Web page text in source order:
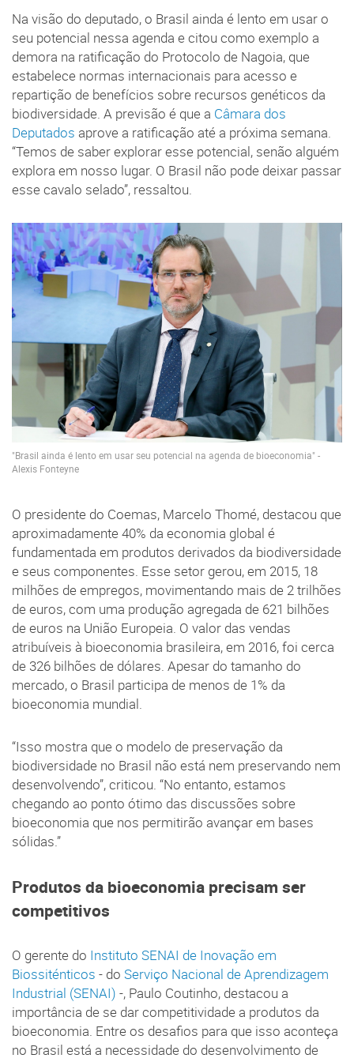
Na visão do deputado, o Brasil ainda é lento em usar o
seu potencial nessa agenda e citou como exemplo a
demora na ratificação do Protocolo de Nagoia, que
estabelece normas internacionais para acesso e
repartição de benefícios sobre recursos genéticos da
biodiversidade. A previsão é que a Câmara dos
Deputados aprove a ratificação até a próxima semana.
“Temos de saber explorar esse potencial, senão alguém
explora em nosso lugar. O Brasil não pode deixar passar
esse cavalo selado”, ressaltou.
"Brasil ainda é lento em usar seu potencial na agenda de bioeconomia" -
Alexis Fonteyne
O presidente do Coemas, Marcelo Thomé, destacou que
aproximadamente 40% da economia global é
fundamentada em produtos derivados da biodiversidade
e seus componentes. Esse setor gerou, em 2015, 18
milhões de empregos, movimentando mais de 2 trilhões
de euros, com uma produção agregada de 621 bilhões
de euros na União Europeia. O valor das vendas
atribuíveis à bioeconomia brasileira, em 2016, foi cerca
de 326 bilhões de dólares. Apesar do tamanho do
mercado, o Brasil participa de menos de 1% da
bioeconomia mundial.
“Isso mostra que o modelo de preservação da
biodiversidade no Brasil não está nem preservando nem
desenvolvendo”, criticou. “No entanto, estamos
chegando ao ponto ótimo das discussões sobre
bioeconomia que nos permitirão avançar em bases
sólidas.”
Produtos da bioeconomia precisam ser
competitivos
O gerente do Instituto SENAI de Inovação em
Biossiténticos - do Serviço Nacional de Aprendizagem
Industrial (SENAI) -, Paulo Coutinho, destacou a
importância de se dar competitividade a produtos da
bioeconomia. Entre os desafios para que isso aconteça
no Brasil está a necessidade do desenvolvimento de